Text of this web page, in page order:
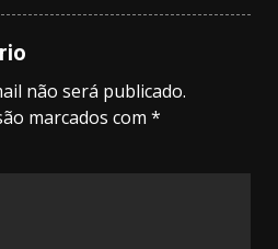
não será publicado.
marcados com *